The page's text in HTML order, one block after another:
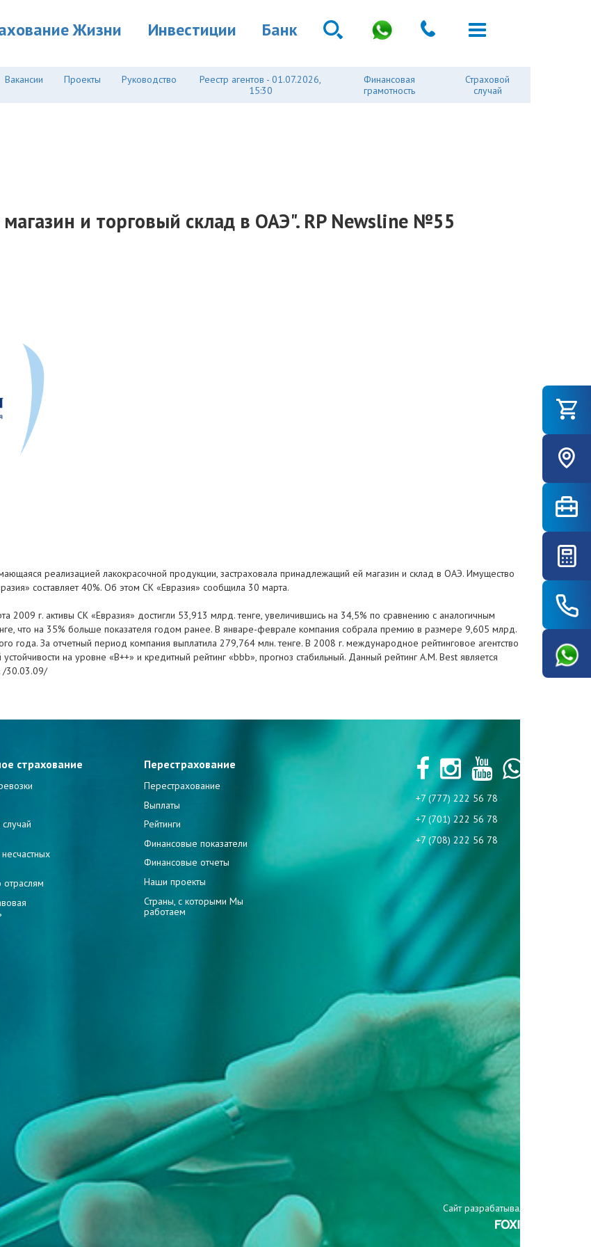
Жизни Инвестиции Банк
Вакансии Проекты Руководство
Реестр агентов - 01.07.2026,
15:30
Финансовая
грамотность
Страховой
случай
и торговый склад в ОАЭ". RP Newsline №55
реализацией лакокрасочной продукции, застраховала принадлежащий ей магазин и склад в ОАЭ. Имущество
составляет 40%. Об этом СК «Евразия» сообщила 30 марта.
2009 г. активы СК «Евразия» достигли 53,913 млрд. тенге, увеличившись на 34,5% по сравнению с аналогичным
что на 35% больше показателя годом ранее. В январе-феврале компания собрала премию в размере 9,605 млрд.
года. За отчетный период компания выплатила 279,764 млн. тенге. В 2008 г. международное рейтинговое агентство
на уровне «B++» и кредитный рейтинг «bbb», прогноз стабильный. Данный рейтинг A.M. Best является
/30.03.09/
страхование
отраслям
Перестрахование
Перестрахование
Выплаты
Рейтинги
Финансовые показатели
Финансовые отчеты
Наши проекты
Страны, с которыми Мы
работаем
+7 (777) 222 56 78
+7 (701) 222 56 78
+7 (708) 222 56 78
Сайт разрабатывали: